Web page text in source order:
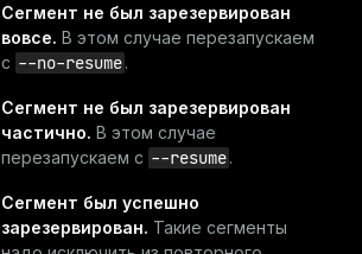
Сегмент не был зарезервирован
вовсе. В этом случае перезапускаем
с --no-resume.
Сегмент не был зарезервирован
частично. В этом случае
перезапускаем с --resume.
Сегмент был успешно
зарезервирован. Такие сегменты